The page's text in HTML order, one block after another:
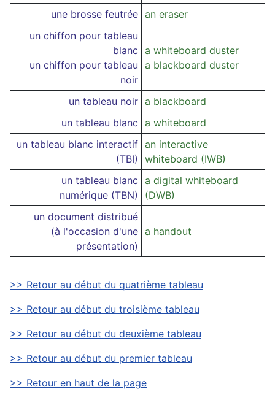
une brosse feutrée an eraser
un chiffon pour tableau
blanc
un chiffon pour tableau
noir
a whiteboard duster
a blackboard duster
un tableau noir a blackboard
un tableau blanc a whiteboard
un tableau blanc interactif
(TBI)
an interactive
whiteboard (IWB)
un tableau blanc
numérique (TBN)
a digital whiteboard
(DWB)
un document distribué
(à l'occasion d'une
présentation)
a handout
>> Retour au début du quatrième tableau
>> Retour au début du troisième tableau
>> Retour au début du deuxième tableau
>> Retour au début du premier tableau
>> Retour en haut de la page